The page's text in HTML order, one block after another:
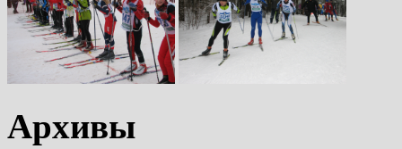
Архивы